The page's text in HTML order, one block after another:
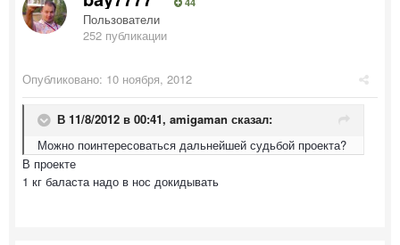
Пользователи
252 публикации
Опубликовано: 10 ноября, 2012
В 11/8/2012 в 00:41, amigaman сказал:
Можно поинтересоваться дальнейшей судьбой проекта?
В проекте
1 кг баласта надо в нос докидывать